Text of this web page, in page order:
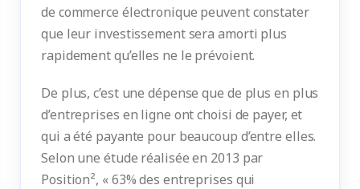
de commerce électronique peuvent constater
que leur investissement sera amorti plus
rapidement qu’elles ne le prévoient.
De plus, c’est une dépense que de plus en plus
d’entreprises en ligne ont choisi de payer, et
qui a été payante pour beaucoup d’entre elles.
Selon une étude réalisée en 2013 par
Position², « 63% des entreprises qui